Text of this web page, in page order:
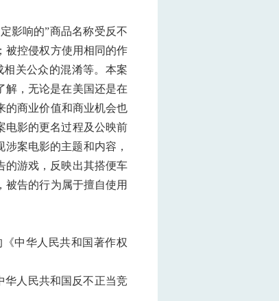
影响的”商品名称受反不
被控侵权方使用相同的作
关公众的混淆等。本案
解，无论是在美国还是在
的商业价值和商业机会也
电影的更名过程及公映前
案电影的主题和内容，
的游戏，反映出其搭便车
被告的行为属于擅自使用
《中华人民共和国著作权
华人民共和国反不正当竞